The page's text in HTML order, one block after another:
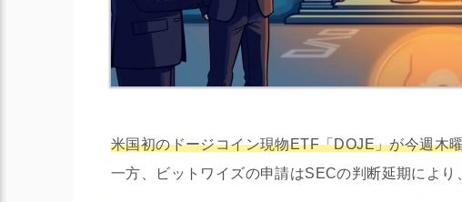
米国初のドージコイン現物ETF「DOJE」が今週木
一方、ビットワイズの申請はSECの判断延期により